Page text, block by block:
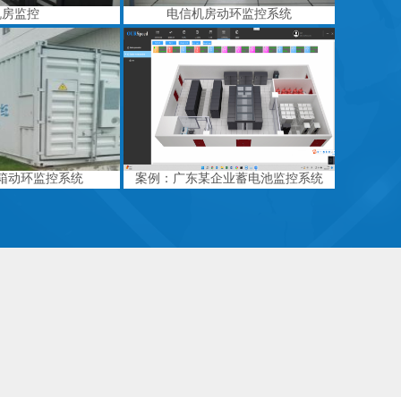
监控 电信机房动环监控系统
动环监控系统 案例：广东某企业蓄电池监控系统